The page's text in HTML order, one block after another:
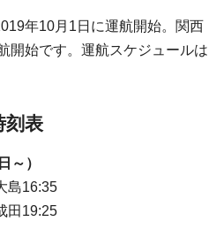
年10月1日に運航開始。関西
開始です。運航スケジュールは
刻表
～）
島16:35
田19:25